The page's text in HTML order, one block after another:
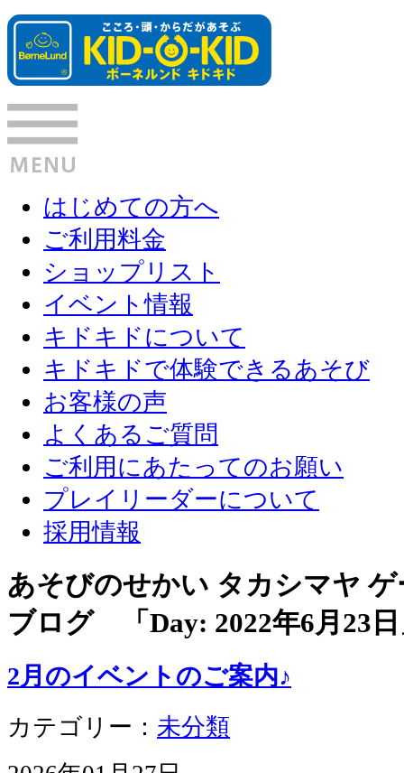
はじめての方へ
ご利用料金
ショップリスト
イベント情報
キドキドについて
キドキドで体験できるあそび
お客様の声
よくあるご質問
ご利用にあたってのお願い
プレイリーダーについて
採用情報
あそびのせかい タカシマヤ
ブログ 「Day: 2022年6月23日
2月のイベントのご案内♪
カテゴリー： 未分類